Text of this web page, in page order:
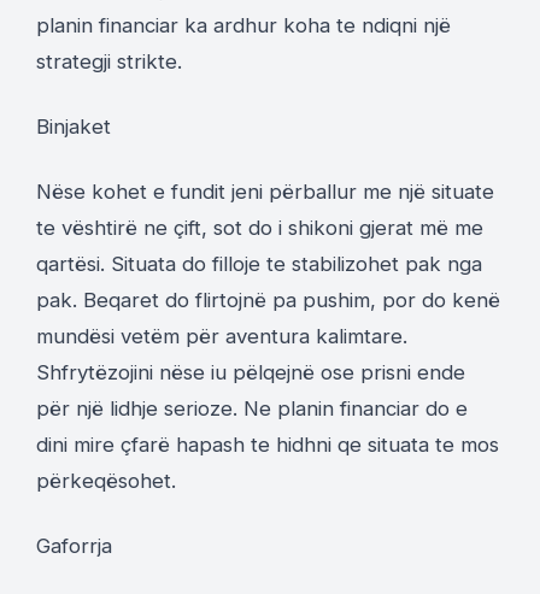
planin financiar ka ardhur koha te ndiqni një
strategji strikte.
Binjaket
Nëse kohet e fundit jeni përballur me një situate
te vështirë ne çift, sot do i shikoni gjerat më me
qartësi. Situata do filloje te stabilizohet pak nga
pak. Beqaret do flirtojnë pa pushim, por do kenë
mundësi vetëm për aventura kalimtare.
Shfrytëzojini nëse iu pëlqejnë ose prisni ende
për një lidhje serioze. Ne planin financiar do e
dini mire çfarë hapash te hidhni qe situata te mos
përkeqësohet.
Gaforrja